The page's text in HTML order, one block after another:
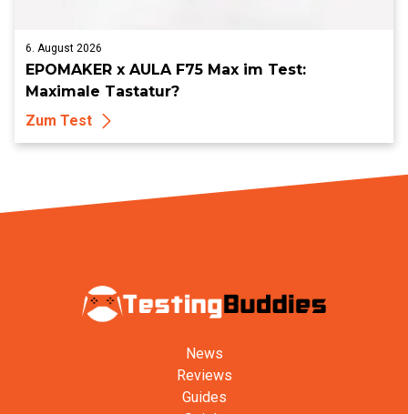
6. August 2026
EPOMAKER x AULA F75 Max im Test:
Maximale Tastatur?
Zum Test
News
Reviews
Guides